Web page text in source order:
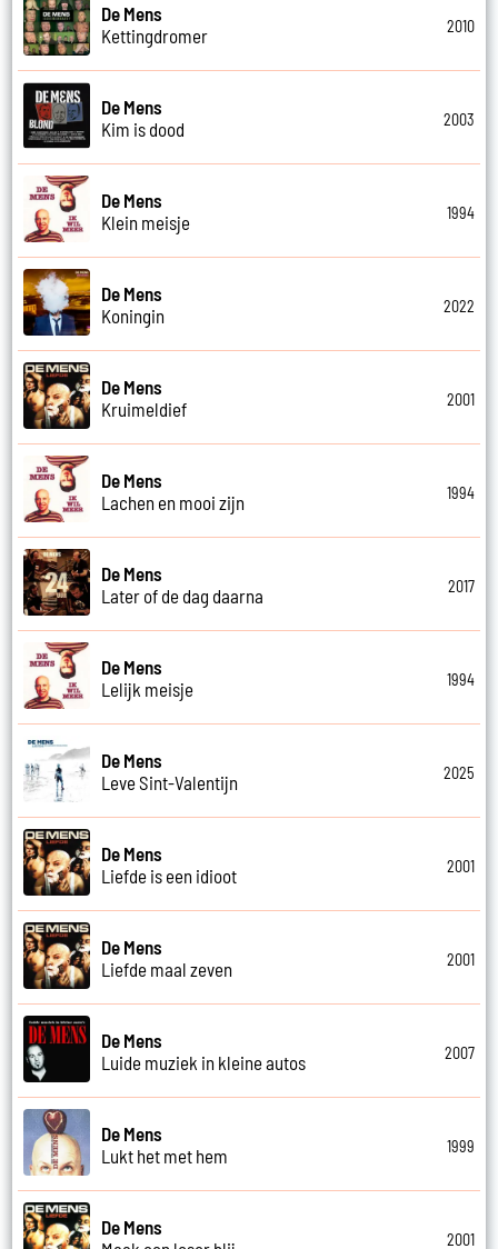
De Mens
Kettingdromer
2010
De Mens
Kim is dood
2003
De Mens
Klein meisje
1994
De Mens
Koningin
2022
De Mens
Kruimeldief
2001
De Mens
Lachen en mooi zijn
1994
De Mens
Later of de dag daarna
2017
De Mens
Lelijk meisje
1994
De Mens
Leve Sint-Valentijn
2025
De Mens
Liefde is een idioot
2001
De Mens
Liefde maal zeven
2001
De Mens
Luide muziek in kleine autos
2007
De Mens
Lukt het met hem
1999
De Mens
2001